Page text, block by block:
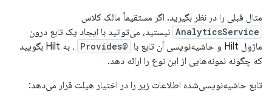
مثال قبلی را در نظر بگیرید. اگر مستقیماً مالک کلاس
AnalyticsService نیستید، می‌توانید با ایجاد یک تابع درون
ماژول Hilt و حاشیه‌نویسی آن تابع با
@Provides
، به Hilt بگویید
که چگونه نمونه‌هایی از این نوع را ارائه دهد.
تابع حاشیه‌نویسی‌شده اطلاعات زیر را در اختیار هیلت قرار می‌دهد: